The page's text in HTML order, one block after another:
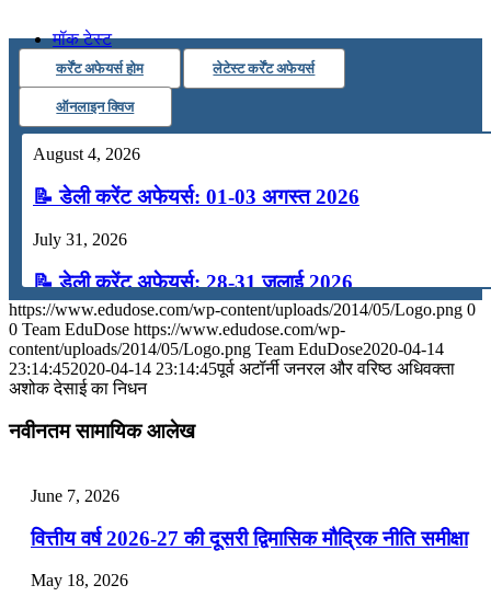
मॉक टेस्ट
टुडेज जीके
कर्रेंट अफेयर्स होम लेटेस्ट कर्रेंट अफेयर्स
ऑनलाइन क्विज
August 4, 2026
📝 डेली करेंट अफेयर्स: 01-03 अगस्त 2026
July 31, 2026
📝 डेली करेंट अफेयर्स: 28-31 जुलाई 2026
July 28, 2026
📝 डेली करेंट अफेयर्स: 25-27 जुलाई 2026
July 22, 2026
📝 डेली करेंट अफेयर्स: 19-21 जुलाई 2026
July 19, 2026
https://www.edudose.com/wp-content/uploads/2014/05/Logo.png 0
0 Team EduDose https://www.edudose.com/wp-
content/uploads/2014/05/Logo.png Team EduDose2020-04-14
23:14:452020-04-14 23:14:45पूर्व अटॉर्नी जनरल और वरिष्ठ अधिवक्ता
अशोक देसाई का निधन
नवीनतम सामायिक आलेख
June 7, 2026
वित्तीय वर्ष 2026-27 की दूसरी द्विमासिक मौद्रिक नीति समीक्षा
May 18, 2026